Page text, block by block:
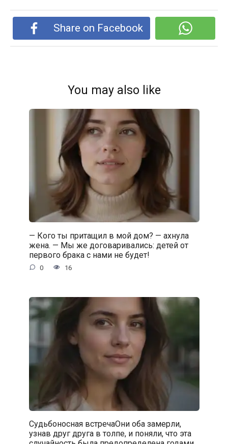
Share on Facebook
You may also like
— Кого ты притащил в мой дом? — ахнула
жена. — Мы же договаривались: детей от
первого брака с нами не будет!
0 16
Судьбоносная встречаОни оба замерли,
узнав друг друга в толпе, и поняли, что эта